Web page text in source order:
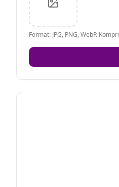
Format: JPG, PNG, WebP.